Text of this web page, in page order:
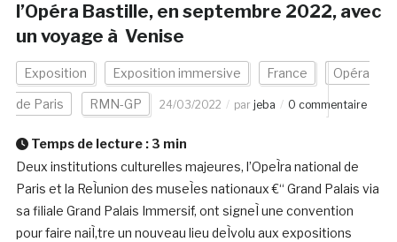
l’Opéra Bastille, en septembre 2022, avec
un voyage à Venise
Exposition Exposition immersive France Opéra
de Paris RMN-GP 24/03/2022 par jeba 0 commentaire
Temps de lecture : 3 min
Deux institutions culturelles majeures, l’OpeÌra national de
Paris et la ReÌunion des museÌes nationaux €“ Grand Palais via
sa filiale Grand Palais Immersif, ont signeÌ une convention
pour faire naiÌ‚tre un nouveau lieu deÌvolu aux expositions